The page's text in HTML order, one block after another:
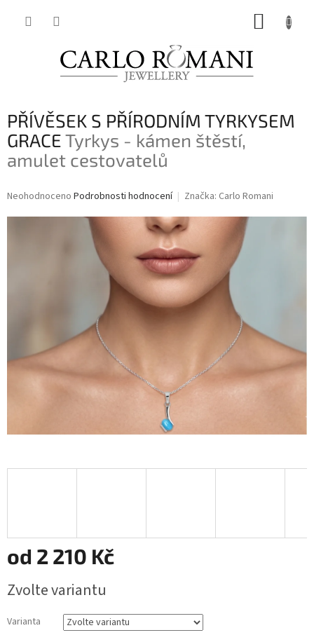
PŘÍVĚSEK S PŘÍRODNÍM TYRKYSEM
GRACETyrkys - kámen štěstí,
amulet cestovatelů
Průměrné
Neohodnoceno Podrobnosti hodnocení Značka: Carlo Romani
od 2 210 Kč
cena:
Zvolte variantu
Varianta